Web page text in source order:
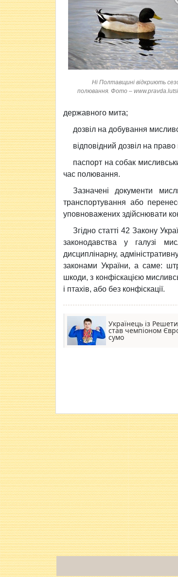
Ні Полтавщині відкриють
полювання. Фото –
державного мита;
дозвіл на добування
відповідний дозвіл на
паспорт на собак
час полювання.
Зазначені документи
транспортування або
уповноважених здійснювати
Згідно статті 42 Закону
законодавства у галузі
дисциплінарну,
законами України, а саме:
шкоди, з конфіскацією
і птахів, або без конфіскації.
Українець із
став чемпіоном
сумо